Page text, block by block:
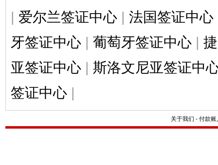
| 爱尔兰签证中心 | 法国签证中心
牙签证中心 | 葡萄牙签证中心 |
亚签证中心 | 斯洛文尼亚签证中
签证中心 |
关于我们 - 付款账